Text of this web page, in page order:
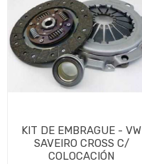
KIT DE EMBRAGUE - VW
SAVEIRO CROSS C/
COLOCACIÓN